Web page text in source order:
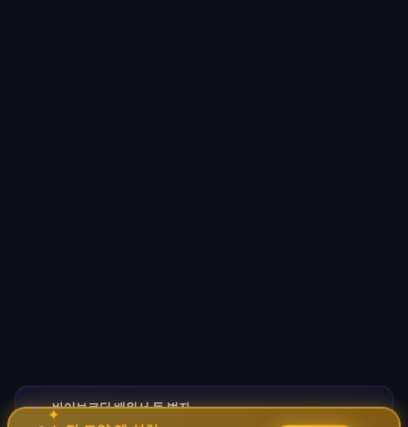
🚀바이브코딩 배워서 돈 벌자
코딩 몰라도 AI로 자동화 수익 시스템 구축 · 무료
✦ ✧